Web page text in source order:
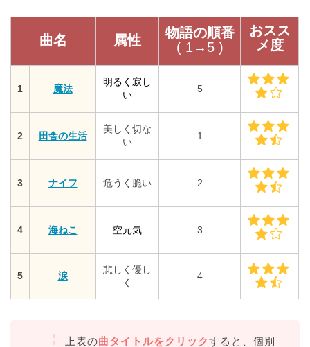
曲名 属性
物語の順番
( 1→5 )
おスス
メ度
1 魔法
明るく寂し
い
5
2 田舎の生活
美しく切な
い
1
3 ナイフ 危うく脆い 2
4 海ねこ 空元気 3
5 涙
悲しく優し
く
4
上表の曲タイトルをクリックすると、個別